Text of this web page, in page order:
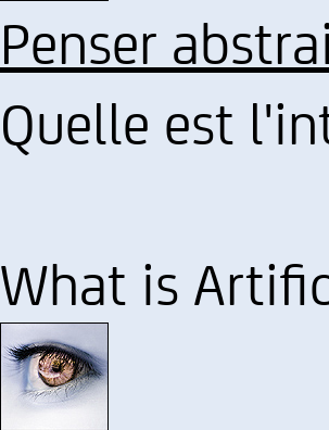
Penser
Quelle est
What is